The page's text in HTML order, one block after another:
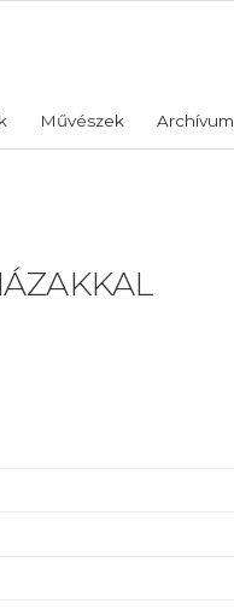
Művészek Archívum